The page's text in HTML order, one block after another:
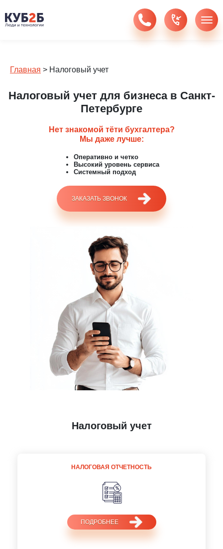
Главная > Налоговый учет
Налоговый учет для бизнеса в Санкт-
Петербурге
Нет знакомой тёти бухгалтера?
Мы даже лучше:
Оперативно и четко
Высокий уровень сервиса
Системный подход
ЗАКАЗАТЬ ЗВОНОК
Налоговый учет
НАЛОГОВАЯ ОТЧЕТНОСТЬ
ПОДРОБНЕЕ